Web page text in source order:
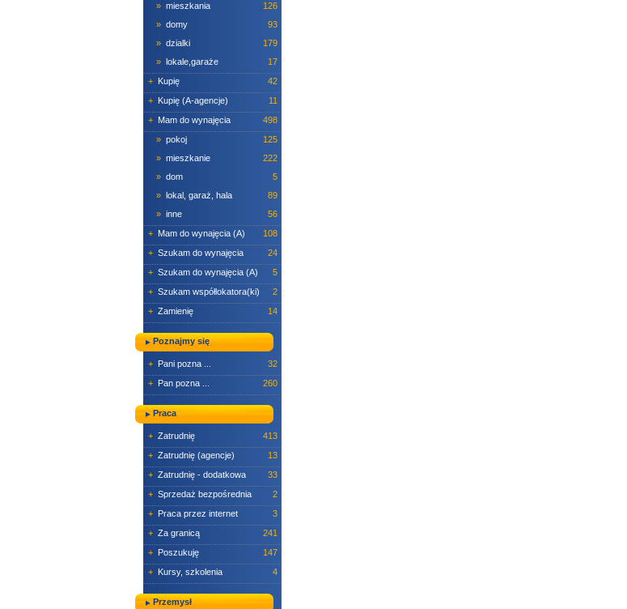
» mieszkania
126
» domy
93
» dzialki
179
» lokale,garaże
17
+ Kupię
42
+ Kupię (A-agencje)
11
+ Mam do wynajęcia
498
» pokoj
125
» mieszkanie
222
» dom
5
» lokal, garaż, hala
89
» inne
56
+ Mam do wynajęcia (A)
108
+ Szukam do wynajęcia
24
+ Szukam do wynajęcia (A)
5
+ Szukam współlokatora(ki)
2
+ Zamienię 14
Poznajmy się
+ Pani pozna ...
32
+ Pan pozna ... 260
Praca
+ Zatrudnię
413
+ Zatrudnię (agencje)
13
+ Zatrudnię - dodatkowa
33
+ Sprzedaż bezpośrednia
2
+ Praca przez internet
3
+ Za granicą
241
+ Poszukuję
147
+ Kursy, szkolenia 4
Przemysł